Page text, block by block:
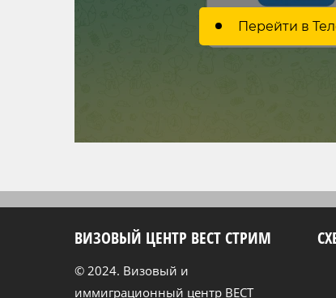
Перейти в
ВИЗОВЫЙ ЦЕНТР ВЕСТ СТРИМ
© 2024. Визовый и
иммиграционный центр ВЕСТ